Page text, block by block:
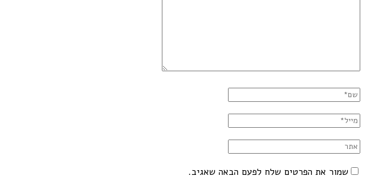
שמור את הפרטים שלח לפעם הבאה שאגיב.